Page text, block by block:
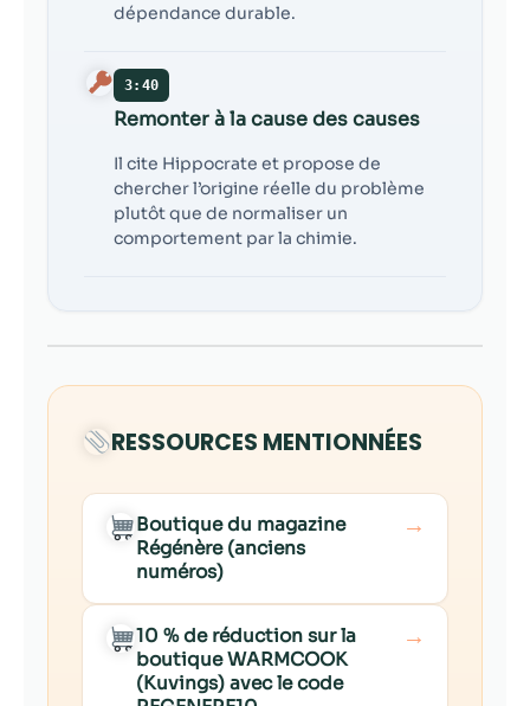
dépendance durable.
3:40
Remonter à la cause des causes
Il cite Hippocrate et propose de
chercher l’origine réelle du problème
plutôt que de normaliser un
comportement par la chimie.
RESSOURCES MENTIONNÉES
Boutique du magazine
Régénère (anciens
numéros)
→
10 % de réduction sur la
boutique WARMCOOK
(Kuvings) avec le code
→